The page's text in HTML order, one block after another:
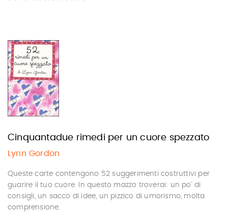
Cinquantadue rimedi per un cuore spezzato
Lynn Gordon
Queste carte contengono 52 suggerimenti costruttivi per
guarire il tuo cuore. In questo mazzo troverai: un po' di
consigli, un sacco di idee, un pizzico di umorismo, molta
comprensione.